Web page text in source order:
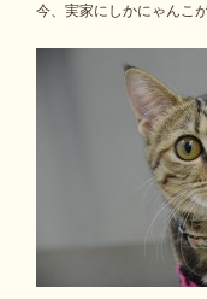
今、実家にしかにゃんこ